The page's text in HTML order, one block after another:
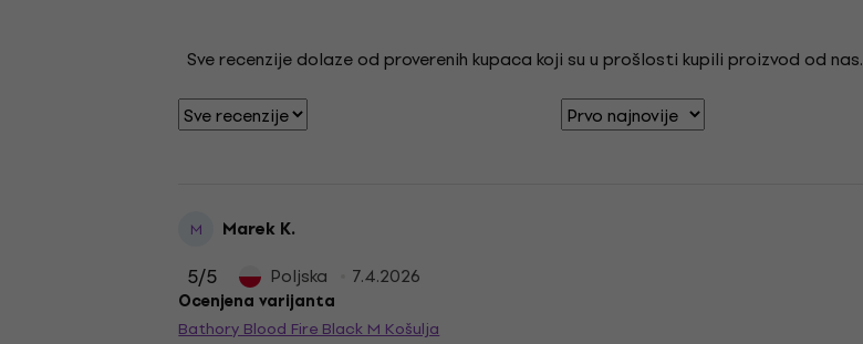
Sve recenzije dolaze od proverenih kupaca koji su u prošlosti kupili proizvod od nas.
M Marek K.
5/5 Poljska 7.4.2026
Ocenjena varijanta
Bathory Blood Fire Black M Košulja